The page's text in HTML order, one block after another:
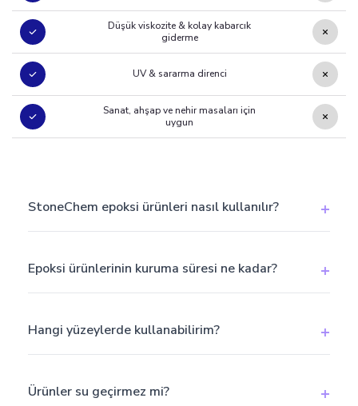
Düşük viskozite & kolay kabarcık
giderme
UV & sararma direnci
Sanat, ahşap ve nehir masaları için
uygun
StoneChem epoksi ürünleri nasıl kullanılır?
yüzeyi temizleyin, ardından A ve B bileşenlerini
belirtilen oranda karıştırın. Homojen karışım elde
Epoksi ürünlerinin kuruma süresi ne kadar?
arasındadır. Tam sertlik için 7 gün beklemenizi öneririz.
Sıcaklık ve nem oranı kuruma süresini etkileyebilir.
Hangi yüzeylerde kullanabilirim?
seramik, cam ve plastik yüzeylerde güvenle
Ürünler su geçirmez mi?